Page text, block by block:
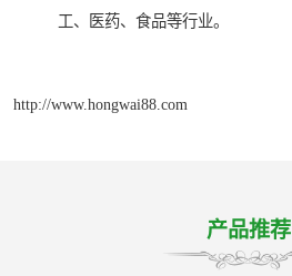
工、医药、食品等行业。
http://www.hongwai88.com
产品推荐